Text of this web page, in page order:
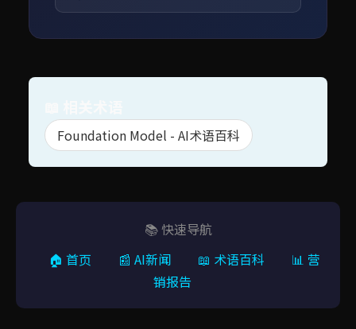
Foundation Model - AI术语百科
📚 快速导航
🏠 首页
📰 AI新闻 📖 术语百科
📊 营
销报告